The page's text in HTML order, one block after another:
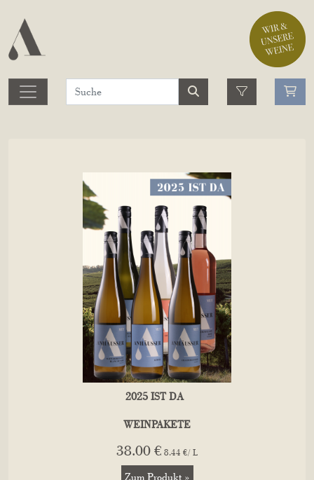
2025 IST DA
WEINPAKETE
38.00 € 8.44 €/ L
Zum Produkt »